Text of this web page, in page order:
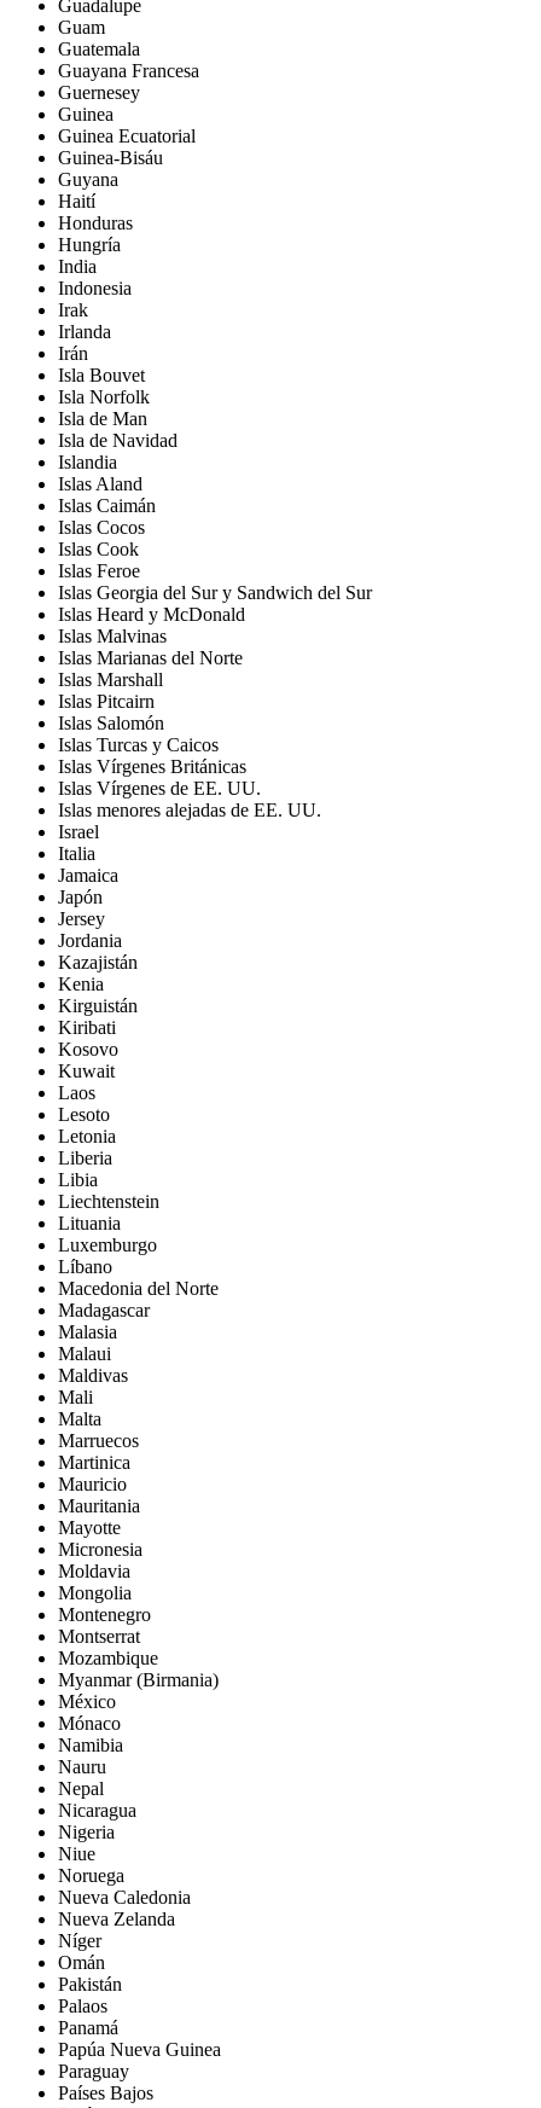
Guadalupe
Guam
Guatemala
Guayana Francesa
Guernesey
Guinea
Guinea Ecuatorial
Guinea-Bisáu
Guyana
Haití
Honduras
Hungría
India
Indonesia
Irak
Irlanda
Irán
Isla Bouvet
Isla Norfolk
Isla de Man
Isla de Navidad
Islandia
Islas Aland
Islas Caimán
Islas Cocos
Islas Cook
Islas Feroe
Islas Georgia del Sur y Sandwich del Sur
Islas Heard y McDonald
Islas Malvinas
Islas Marianas del Norte
Islas Marshall
Islas Pitcairn
Islas Salomón
Islas Turcas y Caicos
Islas Vírgenes Británicas
Islas Vírgenes de EE. UU.
Islas menores alejadas de EE. UU.
Israel
Italia
Jamaica
Japón
Jersey
Jordania
Kazajistán
Kenia
Kirguistán
Kiribati
Kosovo
Kuwait
Laos
Lesoto
Letonia
Liberia
Libia
Liechtenstein
Lituania
Luxemburgo
Líbano
Macedonia del Norte
Madagascar
Malasia
Malaui
Maldivas
Mali
Malta
Marruecos
Martinica
Mauricio
Mauritania
Mayotte
Micronesia
Moldavia
Mongolia
Montenegro
Montserrat
Mozambique
Myanmar (Birmania)
México
Mónaco
Namibia
Nauru
Nepal
Nicaragua
Nigeria
Niue
Noruega
Nueva Caledonia
Nueva Zelanda
Níger
Omán
Pakistán
Palaos
Panamá
Papúa Nueva Guinea
Paraguay
Países Bajos